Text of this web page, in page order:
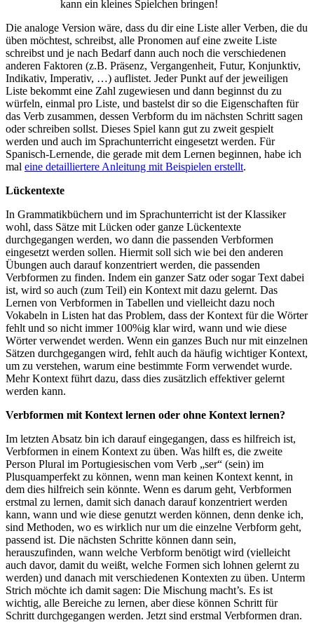
kann ein kleines Spielchen bringen!
Die analoge Version wäre, dass du dir eine Liste aller Verben, die du
üben möchtest, schreibst, alle Pronomen auf eine zweite Liste
schreibst und je nach Bedarf dann auch noch die verschiedenen
anderen Faktoren (z.B. Präsenz, Vergangenheit, Futur, Konjunktiv,
Indikativ, Imperativ, …) auflistet. Jeder Punkt auf der jeweiligen
Liste bekommt eine Zahl zugewiesen und dann beginnst du zu
würfeln, einmal pro Liste, und bastelst dir so die Eigenschaften für
das Verb zusammen, dessen Verbform du im nächsten Schritt sagen
oder schreiben sollst. Dieses Spiel kann gut zu zweit gespielt
werden und auch im Sprachunterricht eingesetzt werden. Für
Spanisch-Lernende, die gerade mit dem Lernen beginnen, habe ich
mal eine detailliertere Anleitung mit Beispielen erstellt.
Lückentexte
In Grammatikbüchern und im Sprachunterricht ist der Klassiker
wohl, dass Sätze mit Lücken oder ganze Lückentexte
durchgegangen werden, wo dann die passenden Verbformen
eingesetzt werden sollen. Hiermit soll sich wie bei den anderen
Übungen auch darauf konzentriert werden, die passenden
Verbformen zu finden. Indem ein ganzer Satz oder sogar Text dabei
ist, wird so auch (zum Teil) ein Kontext mit dazu gelernt. Das
Lernen von Verbformen in Tabellen und vielleicht dazu noch
Vokabeln in Listen hat das Problem, dass der Kontext für die Wörter
fehlt und so nicht immer 100%ig klar wird, wann und wie diese
Wörter verwendet werden. Wenn ein ganzes Buch nur mit einzelnen
Sätzen durchgegangen wird, fehlt auch da häufig wichtiger Kontext,
um zu verstehen, warum eine bestimmte Form verwendet wurde.
Mehr Kontext führt dazu, dass dies zusätzlich effektiver gelernt
werden kann.
Verbformen mit Kontext lernen oder ohne Kontext lernen?
Im letzten Absatz bin ich darauf eingegangen, dass es hilfreich ist,
Verbformen in einem Kontext zu üben. Was hilft es, die zweite
Person Plural im Portugiesischen vom Verb „ser“ (sein) im
Plusquamperfekt zu können, wenn man keinen Kontext kennt, in
dem dies hilfreich sein könnte. Wenn es darum geht, Verbformen
erstmal zu lernen, damit sich danach darauf konzentriert werden
kann, wann und wie diese genutzt werden können, denn denke ich,
sind Methoden, wo es wirklich nur um die einzelne Verbform geht,
passend ist. Die nächsten Schritte können dann sein,
herauszufinden, wann welche Verbform benötigt wird (vielleicht
auch davor, damit du weißt, welche Formen sich lohnen gelernt zu
werden) und danach mit verschiedenen Kontexten zu üben. Unterm
Strich möchte ich damit sagen: Die Mischung macht’s. Es ist
wichtig, alle Bereiche zu lernen, aber diese können Schritt für
Schritt durchgegangen werden. Jetzt sind erstmal Verbformen dran.